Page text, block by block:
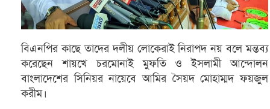
বিএনপির কাছে তাদের দলীয় লোকেরাই নিরাপদ নয় বলে মন্তব্য
করেছেন শায়খে চরমোনাই মুফতি ও ইসলামী আন্দোলন
বাংলাদেশের সিনিয়র নায়েবে আমির সৈয়দ মোহাম্মদ ফয়জুল
করীম।